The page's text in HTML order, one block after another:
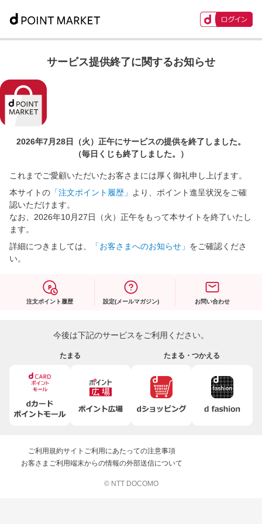
サービス提供終了に関するお知らせ
2026年7月28日（火）正午にサービスの提供を終了しました。
（毎日くじも終了しました。）
これまでご愛顧いただいたお客さまには厚く御礼申し上げます。
本サイトの 「注文ポイント履歴」
より、ポイント進呈状況をご確
認いただけます。
なお、2026年10月27日（火）正午をもって本サイトを終了いたし
ます。
詳細につきましては、
「お客さまへのお知らせ」 をご確認くださ
い。
注文ポイント履歴 設定(メールマガジン) お問い合わせ
今後は下記のサービスをご利用ください。
たまる たまる・つかえる
ご利用規約サイトご利用にあたっての注意事項
お客さまご利用端末からの情報の外部送信について
© NTT DOCOMO